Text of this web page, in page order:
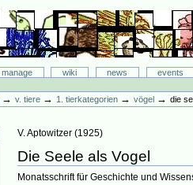
manage wiki news
events
→v. tiere →1. tierkategorien →vögel →die
V. Aptowitzer (1925)
Die Seele als Vogel
Monatsschrift für Geschichte und